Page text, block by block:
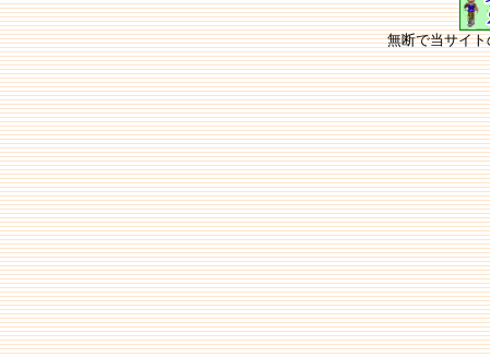
無断で当サイ